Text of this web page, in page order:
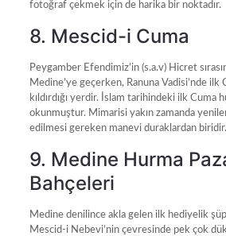
fotoğraf çekmek için de harika bir noktadır.
8. Mescid-i Cuma
Peygamber Efendimiz’in (s.a.v) Hicret
Medine’ye geçerken, Ranuna Vadisi’nde ilk
kıldırdığı yerdir. İslam tarihindeki ilk Cuma
okunmuştur. Mimarisi yakın zamanda
edilmesi gereken manevi duraklardan biridir.
9. Medine Hurma
Bahçeleri
Medine denilince akla gelen ilk hediyelik
Mescid-i Nebevi’nin çevresinde pek çok